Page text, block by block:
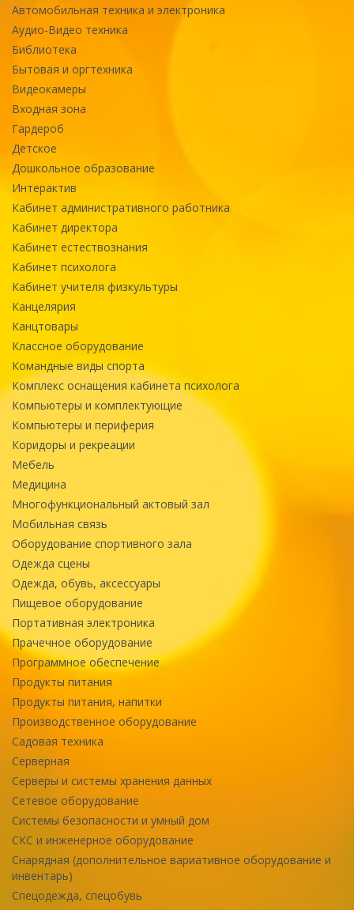
Автомобильная техника и электроника
Аудио-Видео техника
Библиотека
Бытовая и оргтехника
Видеокамеры
Входная зона
Гардероб
Детское
Дошкольное образование
Интерактив
Кабинет административного работника
Кабинет директора
Кабинет естествознания
Кабинет психолога
Кабинет учителя физкультуры
Канцелярия
Канцтовары
Классное оборудование
Командные виды спорта
Комплекс оснащения кабинета психолога
Компьютеры и комплектующие
Компьютеры и периферия
Коридоры и рекреации
Мебель
Медицина
Многофункциональный актовый зал
Мобильная связь
Оборудование спортивного зала
Одежда сцены
Одежда, обувь, аксессуары
Пищевое оборудование
Портативная электроника
Прачечное оборудование
Программное обеспечение
Продукты питания
Продукты питания, напитки
Производственное оборудование
Садовая техника
Серверная
Серверы и системы хранения данных
Сетевое оборудование
Системы безопасности и умный дом
СКС и инженерное оборудование
Снарядная (дополнительное вариативное оборудование и
инвентарь)
Спецодежда, спецобувь